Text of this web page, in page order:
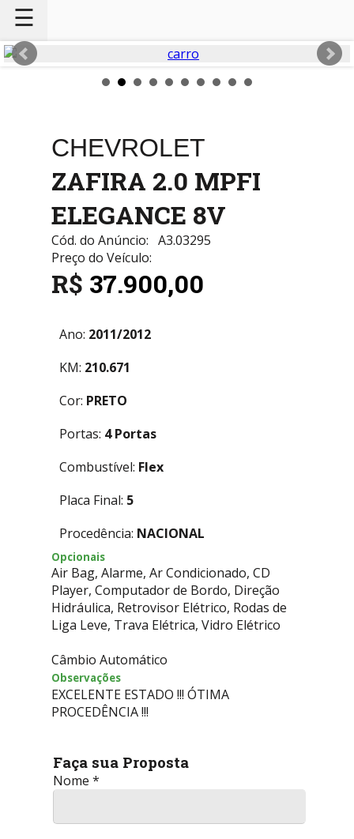
☰
CHEVROLET
ZAFIRA 2.0 MPFI
ELEGANCE 8V
Cód. do Anúncio: A3.03295
Preço do Veículo:
R$ 37.900,00
Ano: 2011/2012
KM: 210.671
Cor: PRETO
Portas: 4 Portas
Combustível: Flex
Placa Final: 5
Procedência: NACIONAL
Opcionais
Air Bag, Alarme, Ar Condicionado, CD
Player, Computador de Bordo, Direção
Hidráulica, Retrovisor Elétrico, Rodas de
Liga Leve, Trava Elétrica, Vidro Elétrico
Câmbio Automático
Observações
EXCELENTE ESTADO !!! ÓTIMA
PROCEDÊNCIA !!!
Faça sua Proposta
Nome *